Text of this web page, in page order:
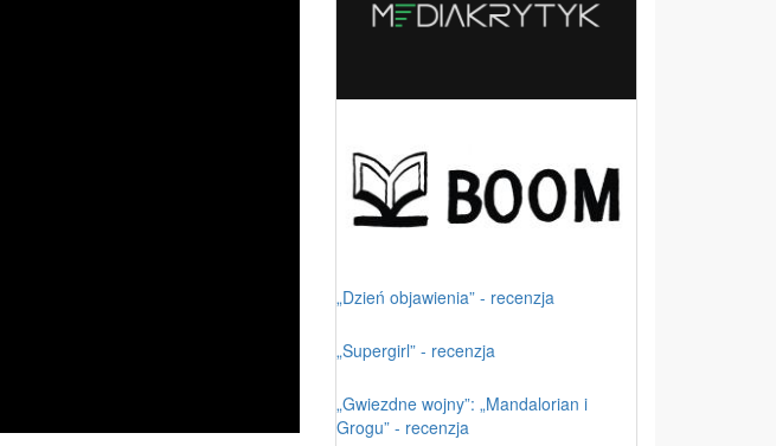
„Dzień objawienia” - recenzja
„Supergirl” - recenzja
„Gwiezdne wojny”: „Mandalorian i
Grogu” - recenzja